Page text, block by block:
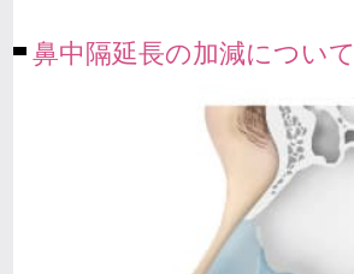
鼻中隔延長の加減について